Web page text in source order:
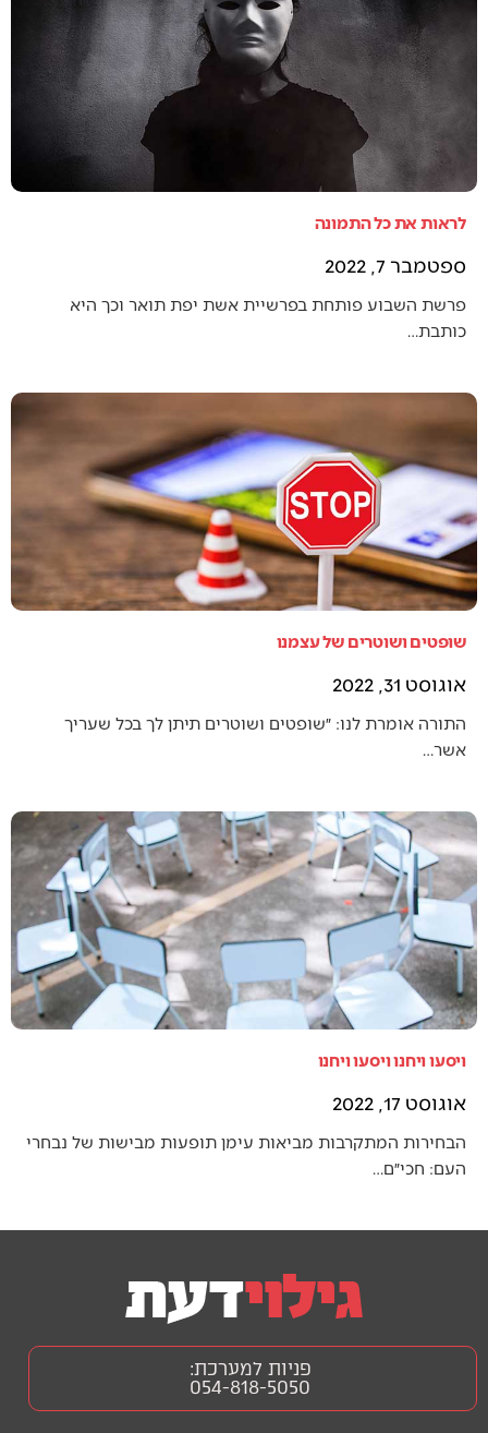
לראות את כל התמונה
ספטמבר 7, 2022
פרשת השבוע פותחת בפרשיית אשת יפת תואר וכך היא
כותבת…
שופטים ושוטרים של עצמנו
אוגוסט 31, 2022
התורה אומרת לנו: ״שופטים ושוטרים תיתן לך בכל שעריך
אשר…
ויסעו ויחנו ויסעו ויחנו
אוגוסט 17, 2022
הבחירות המתקרבות מביאות עימן תופעות מבישות של נבחרי
העם: חכי״ם…
פניות למערכת:
054-818-5050